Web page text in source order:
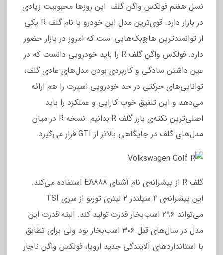
نسل هفتم فولکس واگن گلف این روزها محبوبیت زیادی
در بازار دارد. قوی‌ترین مدل این خودرو با نام گلف R یکی
از توانمندترین هاچ‌بک‌هایی است که امروز در بازار حضور
دارد. فولکس واگن گلف R را باید خودرویی دانست که در
عین داشتن سادگی و کاربردی بودن مدل‌های عادی گلف،
توانایی‌های حرکتی در حد خودرویی اسپرت را هم ارائه
می‌دهد و این تلفیق خوب کارایی و عملکرد را باید
اصلی‌ترین نکته‌ی بارز گلف R بدانیم. نسخه R در میان
مدل‌های گلف در جایگاهی بالاتر از GTI قرار می‌گیرد.
گلف R از پیشرانه‌ی نام آشنای EA888 استفاده می‌کند.
این پیشرانه‌ی ۴ سیلندر ۲ لیتری توربو از سری TSI
می‌تواند ۲۹۶ اسب‌بخار قدرت تولید کند. البته قدرت این
مدل در سال‌های قبل ۳۰۶ اسب‌بخار بود ولی برای تطابق
با استانداردهای آلایندگی جدید اروپا، فولکس واگن ناچار